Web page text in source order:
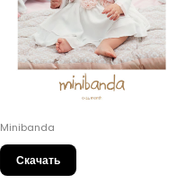
Minibanda
Скачать